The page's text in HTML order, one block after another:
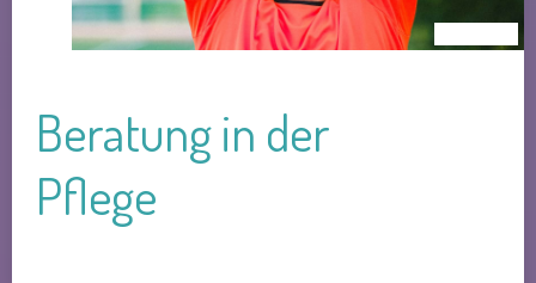
Beratung in der
Pflege